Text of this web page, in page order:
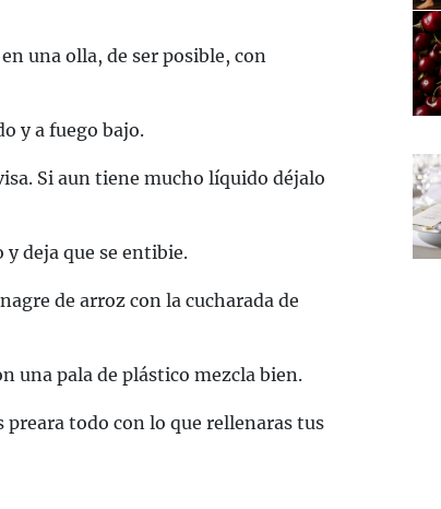
una olla, de ser posible, con
y a fuego bajo.
Si aun tiene mucho líquido déjalo
deja que se entibie.
de arroz con la cucharada de
una pala de plástico mezcla bien.
todo con lo que rellenaras tus